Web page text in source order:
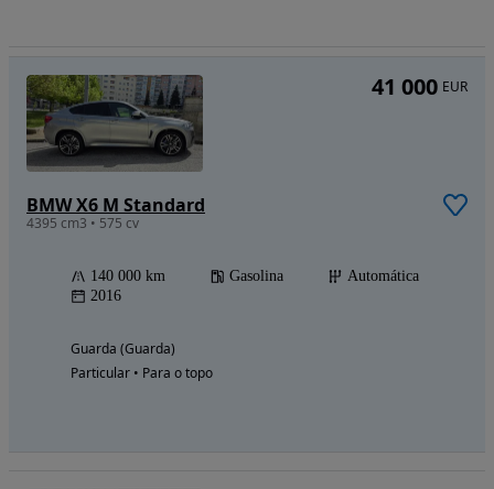
BMW X6 M Standard
4395 cm3 • 575 cv
140 000 km Gasolina
Automática
2016
Guarda (Guarda)
Particular • Para o topo
41 000 EUR